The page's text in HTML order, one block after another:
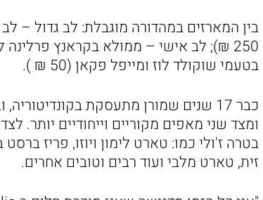
בטעמי שוקולד לוז ומייפל פקאן (50 ₪ ).
כבר 17 שנים שמורן מתעסקת
ומצד שני מאפים מקוריים וייחודיים יותר.
בטרה ז'ולי כמו: טארט לימון ויוזו, פריז
זית, טארט מלבי ועוד רבים וטובים אחרים.